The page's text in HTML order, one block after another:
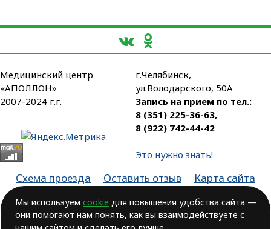
Медицинский центр
«АПОЛЛОН»
2007-2024 г.г.
г.Челябинск,
ул.Володарского, 50А
Запись на прием по тел.:
8 (351) 225-36-63,
8 (922) 742-44-42
Это нужно знать!
Схема проезда Оставить отзыв
Карта сайта
Лицензия № ЛО-74-01-003806, от 14.10.2016, выдана Министерством
здравоохранения Челябинской области
Мы используем cookie для повышения удобства сайта —
они помогают нам понять, как вы взаимодействуете с